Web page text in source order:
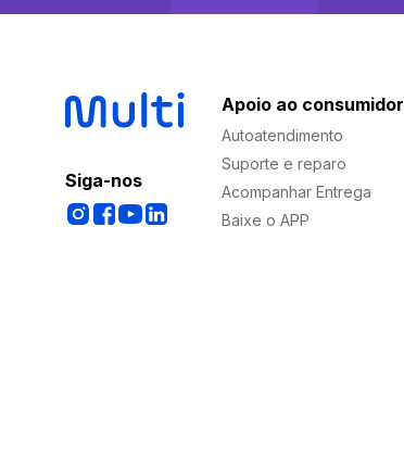
Siga-nos
Apoio ao consumidor
Autoatendimento
Suporte e reparo
Acompanhar Entrega
Baixe o APP